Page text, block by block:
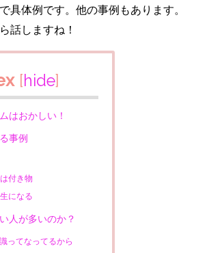
具体例です。他の事例もあります。
話しますね！
[hide]
はおかしい！
事例
付き物
になる
人が多いのか？
ってなってるから